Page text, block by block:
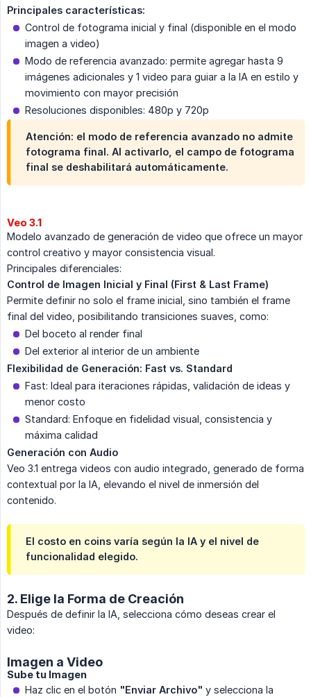
Principales características:
Control de fotograma inicial y final (disponible en el modo
imagen a video)
Modo de referencia avanzado: permite agregar hasta 9
imágenes adicionales y 1 video para guiar a la IA en estilo y
movimiento con mayor precisión
Resoluciones disponibles: 480p y 720p
Atención: el modo de referencia avanzado no admite
fotograma final. Al activarlo, el campo de fotograma
final se deshabilitará automáticamente.
Veo 3.1
Modelo avanzado de generación de video que ofrece un mayor
control creativo y mayor consistencia visual.
Principales diferenciales:
Control de Imagen Inicial y Final (First & Last Frame)
Permite definir no solo el frame inicial, sino también el frame
final del video, posibilitando transiciones suaves, como:
Del boceto al render final
Del exterior al interior de un ambiente
Flexibilidad de Generación: Fast vs. Standard
Fast: Ideal para iteraciones rápidas, validación de ideas y
menor costo
Standard: Enfoque en fidelidad visual, consistencia y
máxima calidad
Generación con Audio
Veo 3.1 entrega videos con audio integrado, generado de forma
contextual por la IA, elevando el nivel de inmersión del
contenido.
El costo en coins varía según la IA y el nivel de
funcionalidad elegido.
2. Elige la Forma de Creación
Después de definir la IA, selecciona cómo deseas crear el
video:
Imagen a Video
Sube tu Imagen
Haz clic en el botón "Enviar Archivo" y selecciona la